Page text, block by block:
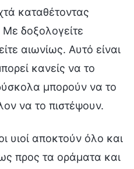
καταθέτοντας
δοξολογείτε
αιωνίως. Αυτό είναι
κανείς να το
μπορούν να το
να το πιστέψουν.
υιοί αποκτούν όλο και
προς τα οράματα και